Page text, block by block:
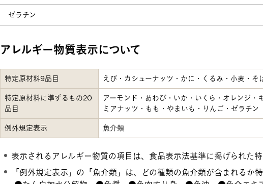
ゼラチン
アレルギー物質表示について
特定原材料9品目 えび・カシューナッツ・かに・くるみ・小麦・そ
特定原材料に準ずるもの20
品目
アーモンド・あわび・いか・いくら・オレンジ
ミアナッツ・もも・やまいも・りんご・ゼラチン
例外規定表示 魚介類
表示されるアレルギー物質の項目は、食品表示法基準に掲げられた
「例外規定表示」の「魚介類」は、どの種類の魚介類が含まれるか